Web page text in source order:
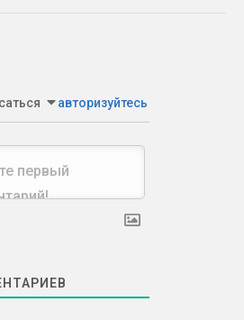
авторизуйтесь